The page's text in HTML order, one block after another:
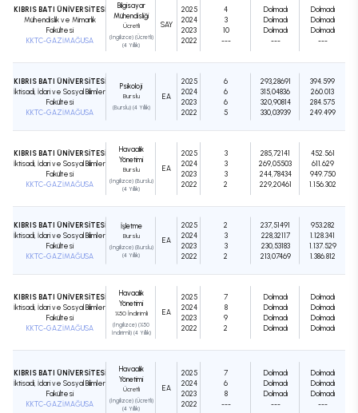
KIBRIS BATI ÜNİVERSİTESİ
Mühendislik ve Mimarlık
Fakültesi
KKTC-GAZİMAĞUSA
Bilgisayar
Mühendisliği
Ücretli
(İngilizce) (Ücretli)
(4 Yıllık)
SAY
2025
2024
2023
2022
4
3
10
---
Dolmadı
Dolmadı
Dolmadı
---
Dolmadı
Dolmadı
Dolmadı
---
KIBRIS BATI ÜNİVERSİTESİ
İktisadi, İdari ve Sosyal Bilimler
Fakültesi
KKTC-GAZİMAĞUSA
Psikoloji
Burslu
(Burslu) (4 Yıllık)
EA
2025
2024
2023
2022
6
6
6
5
293,28691
315,04836
320,90814
330,03939
394.599
260.013
284.575
249.499
KIBRIS BATI ÜNİVERSİTESİ
İktisadi, İdari ve Sosyal Bilimler
Fakültesi
KKTC-GAZİMAĞUSA
Havacılık
Yönetimi
Burslu
(İngilizce) (Burslu)
(4 Yıllık)
EA
2025
2024
2023
2022
3
3
3
2
285,72141
269,05503
244,78434
229,20461
452.561
611.629
949.750
1.156.302
KIBRIS BATI ÜNİVERSİTESİ
İktisadi, İdari ve Sosyal Bilimler
Fakültesi
KKTC-GAZİMAĞUSA
İşletme
Burslu
(İngilizce) (Burslu)
(4 Yıllık)
EA
2025
2024
2023
2022
2
3
3
2
237,51491
228,32117
230,53183
213,07469
953.282
1.128.341
1.137.529
1.386.812
KIBRIS BATI ÜNİVERSİTESİ
İktisadi, İdari ve Sosyal Bilimler
Fakültesi
KKTC-GAZİMAĞUSA
Havacılık
Yönetimi
%50 İndirimli
(İngilizce) (%50
İndirimli) (4 Yıllık)
EA
2025
2024
2023
2022
7
8
9
2
Dolmadı
Dolmadı
Dolmadı
Dolmadı
Dolmadı
Dolmadı
Dolmadı
Dolmadı
KIBRIS BATI ÜNİVERSİTESİ
İktisadi, İdari ve Sosyal Bilimler
Fakültesi
KKTC-GAZİMAĞUSA
Havacılık
Yönetimi
Ücretli
(İngilizce) (Ücretli)
(4 Yıllık)
EA
2025
2024
2023
2022
7
6
8
---
Dolmadı
Dolmadı
Dolmadı
---
Dolmadı
Dolmadı
Dolmadı
---